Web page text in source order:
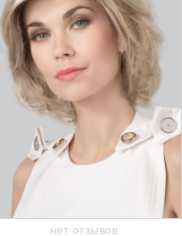
нет отзывов